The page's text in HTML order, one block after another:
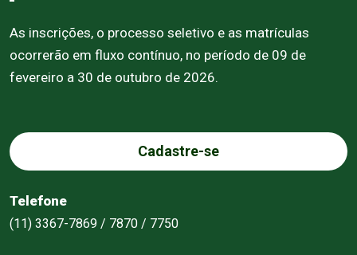
As inscrições, o processo seletivo e as matrículas
ocorrerão em fluxo contínuo, no período de 09 de
fevereiro a 30 de outubro de 2026.
Cadastre-se
Telefone
(11) 3367-7869 / 7870 / 7750